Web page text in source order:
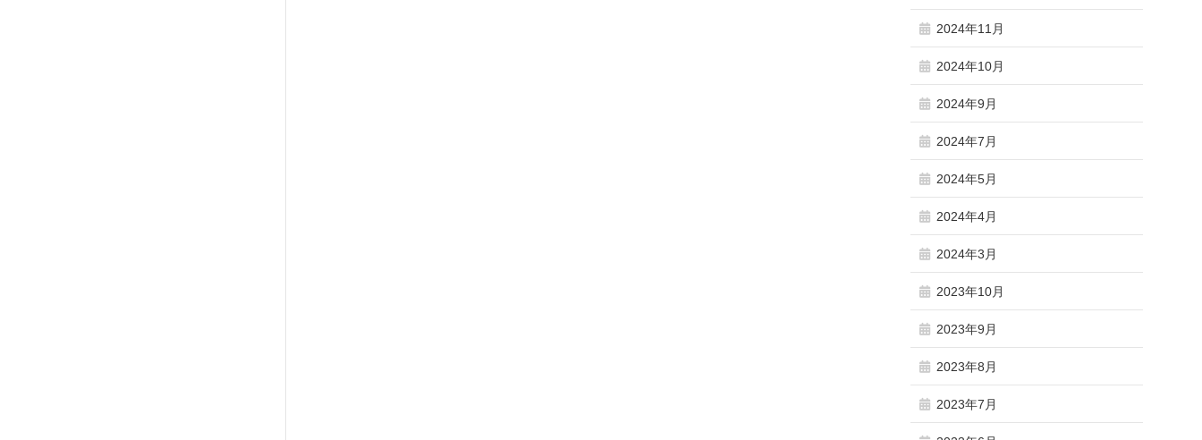
2024年11月
2024年10月
2024年9月
2024年7月
2024年5月
2024年4月
2024年3月
2023年10月
2023年9月
2023年8月
2023年7月